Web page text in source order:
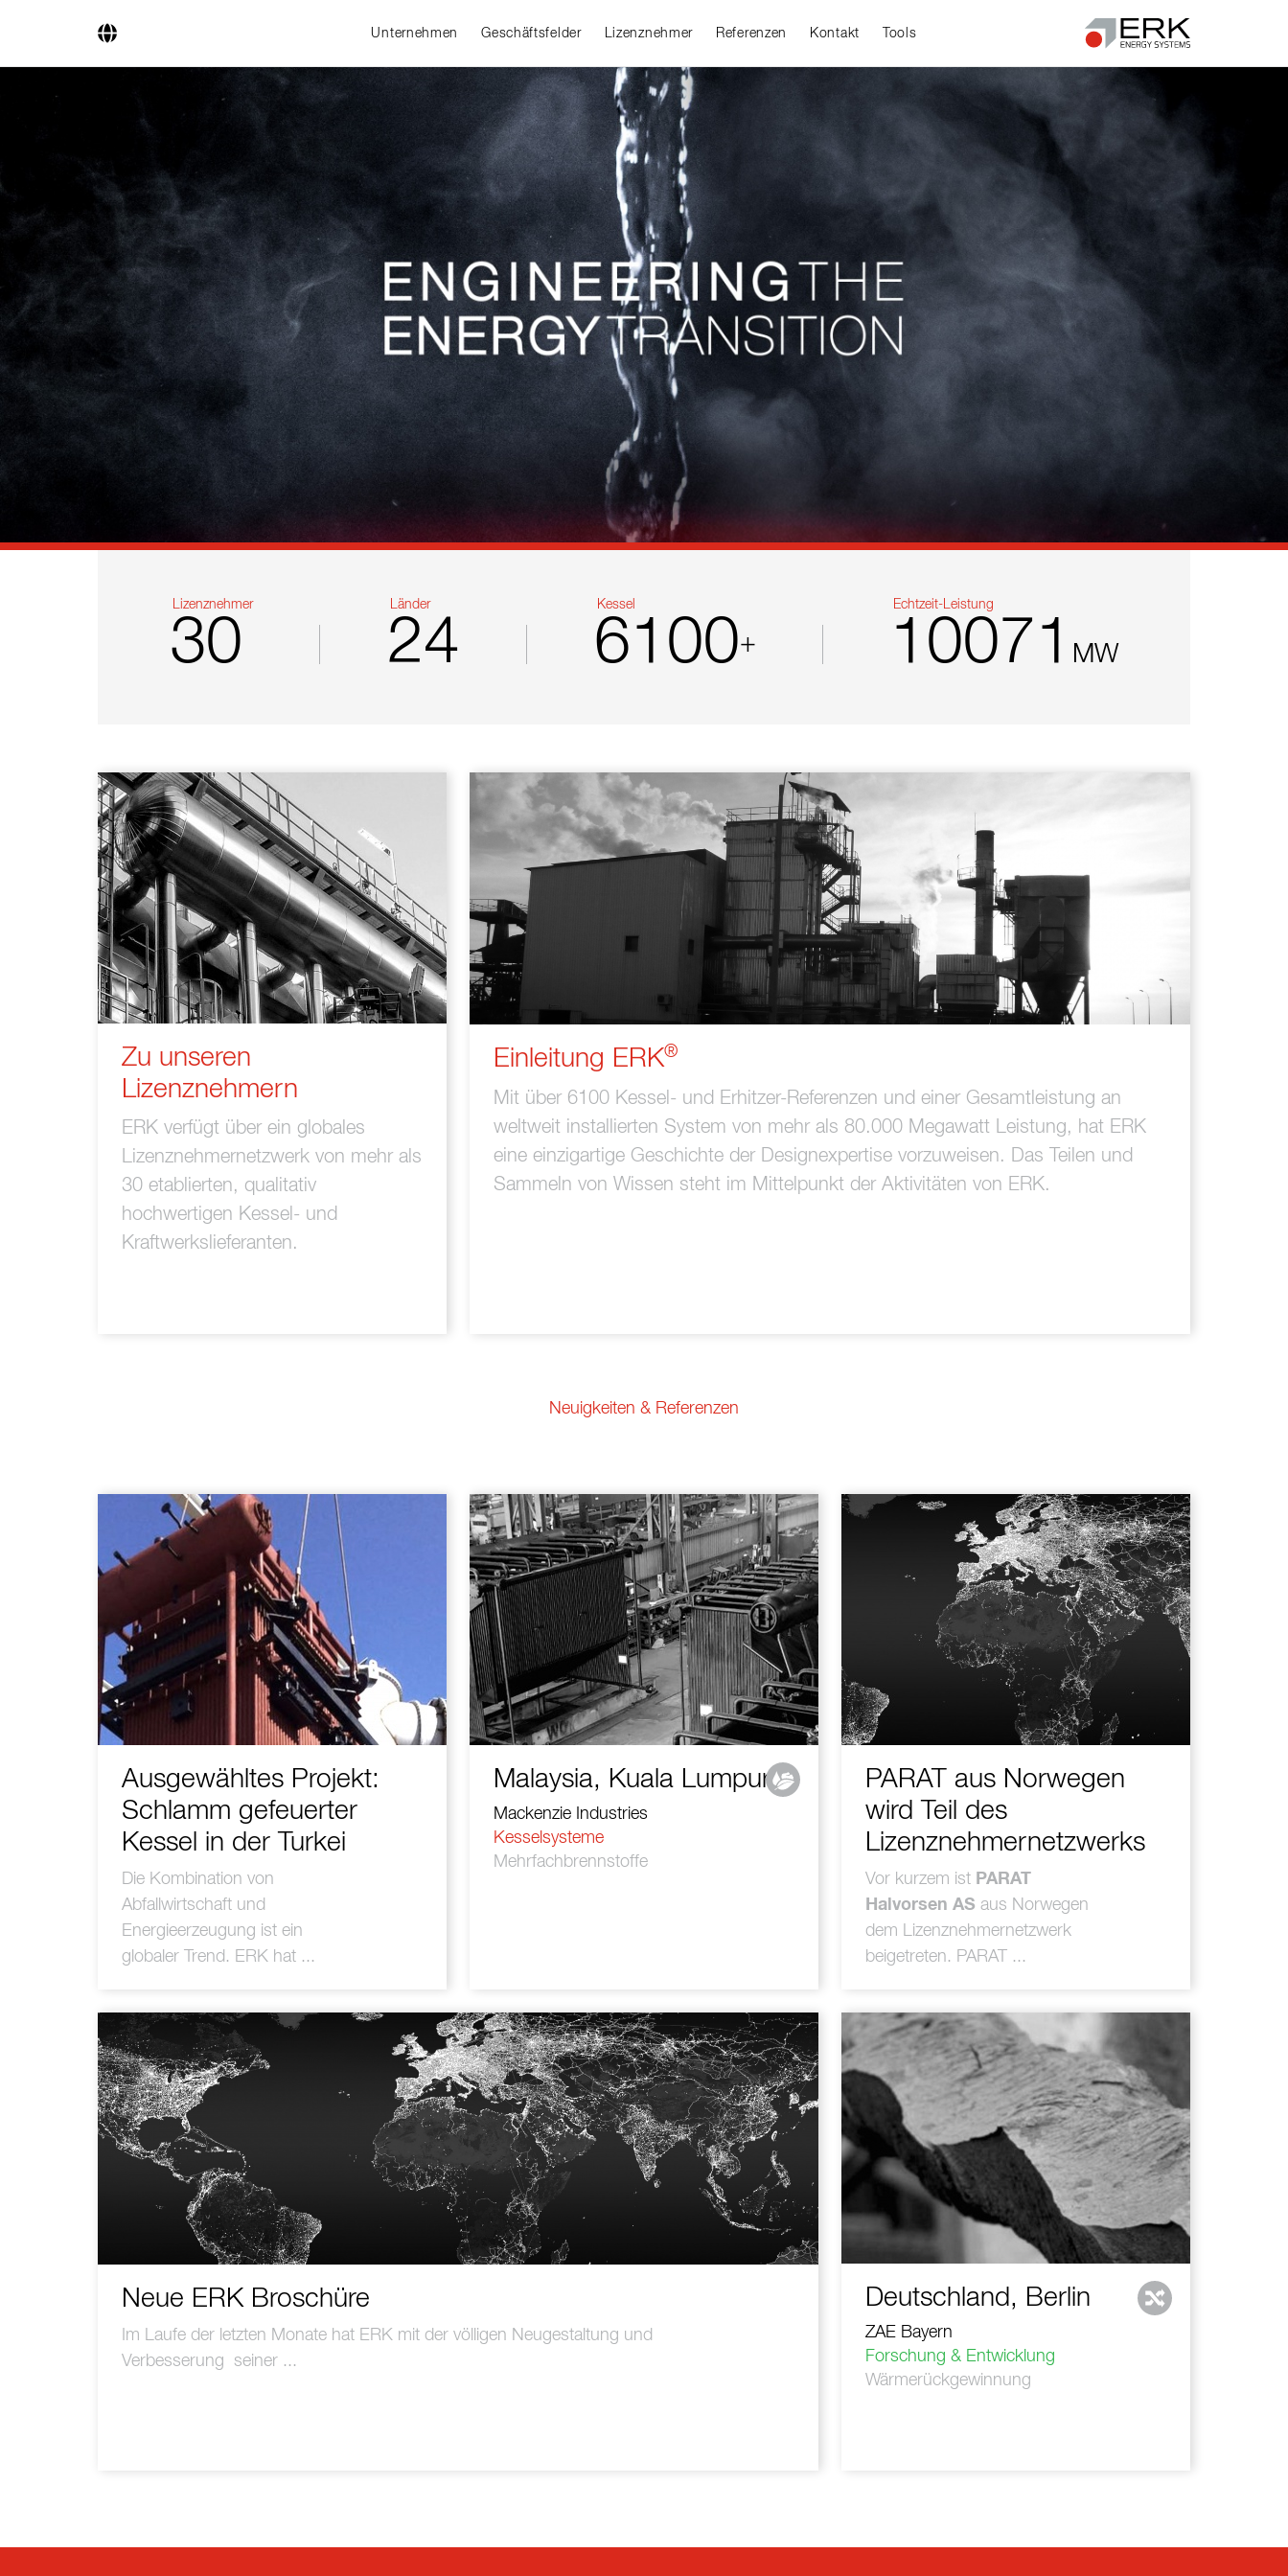
Unternehmen Geschäftsfelder Lizenznehmer Referenzen Kontakt Tools
Unternehmen
Ingenieurdienstleistungen
Kesselsysteme
Feuerungssysteme
Rohrsysteme
Forschung & Entwicklung
Lizenznehmer
Nachhaltigkeit
Neuigkeiten
Impressum
Lizenznehmer
30
Länder
24
Kessel
6100+
Echtzeit-Leistung
10071 MW
Zu unseren
Lizenznehmern
ERK verfügt über ein globales
Lizenznehmernetzwerk von mehr als
30 etablierten, qualitativ
hochwertigen Kessel- und
Kraftwerkslieferanten.
Einleitung ERK®
Mit über 6100 Kessel- und Erhitzer-Referenzen und einer Gesamtleistung an
weltweit installierten System von mehr als 80.000 Megawatt Leistung, hat ERK
eine einzigartige Geschichte der Designexpertise vorzuweisen. Das Teilen und
Sammeln von Wissen steht im Mittelpunkt der Aktivitäten von ERK.
Neuigkeiten & Referenzen
Ausgewähltes Projekt:
Schlamm gefeuerter
Kessel in der Turkei
Die Kombination von
Abfallwirtschaft und
Energieerzeugung ist ein
globaler Trend. ERK hat ...
Malaysia, Kuala Lumpur
Mackenzie Industries
Kesselsysteme
Mehrfachbrennstoffe
PARAT aus Norwegen
wird Teil des
Lizenznehmernetzwerks
Vor kurzem ist PARAT
Halvorsen AS aus Norwegen
dem Lizenznehmernetzwerk
beigetreten. PARAT ...
Neue ERK Broschüre
Im Laufe der letzten Monate hat ERK mit der völligen Neugestaltung und
Verbesserung seiner ...
Deutschland, Berlin
ZAE Bayern
Forschung & Entwicklung
Wärmerückgewinnung